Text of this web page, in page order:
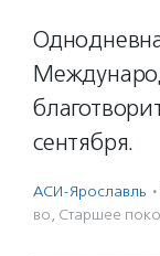
сентября.
АСИ-Ярославль ·
во, Старшее